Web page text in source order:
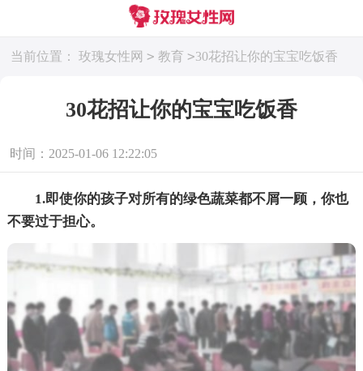
当前位置： 玫瑰女性网 > 教育 >30花招让你的宝宝吃饭香
30花招让你的宝宝吃饭香
时间：2025-01-06 12:22:05
1.即使你的孩子对所有的绿色蔬菜都不屑一顾，你也
不要过于担心。